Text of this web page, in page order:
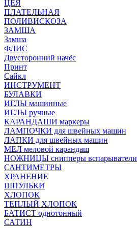
ЦЕЯ
ПЛАТЕЛЬНАЯ
ПОЛИВИСКОЗА
ЗАМША
Замша
ФЛИС
Двусторонний начёс
Принт
Сайкл
ИНСТРУМЕНТ
БУЛАВКИ
ИГЛЫ машинные
ИГЛЫ ручные
КАРАНДАШИ маркеры
ЛАМПОЧКИ для швейных машин
ЛАПКИ для швейных машин
МЕЛ меловой карандаш
НОЖНИЦЫ снипперы вспарыватели
САНТИМЕТРЫ
ХРАНЕНИЕ
ШПУЛЬКИ
ХЛОПОК
ТЕПЛЫЙ ХЛОПОК
БАТИСТ однотонный
САТИН